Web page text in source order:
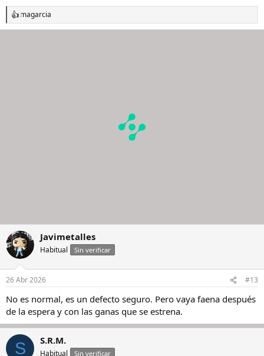
R
e
magarcia
Javimetalles
Habitual Sin verificar
26 Abr 2026 #13
No es normal, es un defecto seguro. Pero vaya faena después
de la espera y con las ganas que se estrena.
S S.R.M.
Habitual Sin verificar